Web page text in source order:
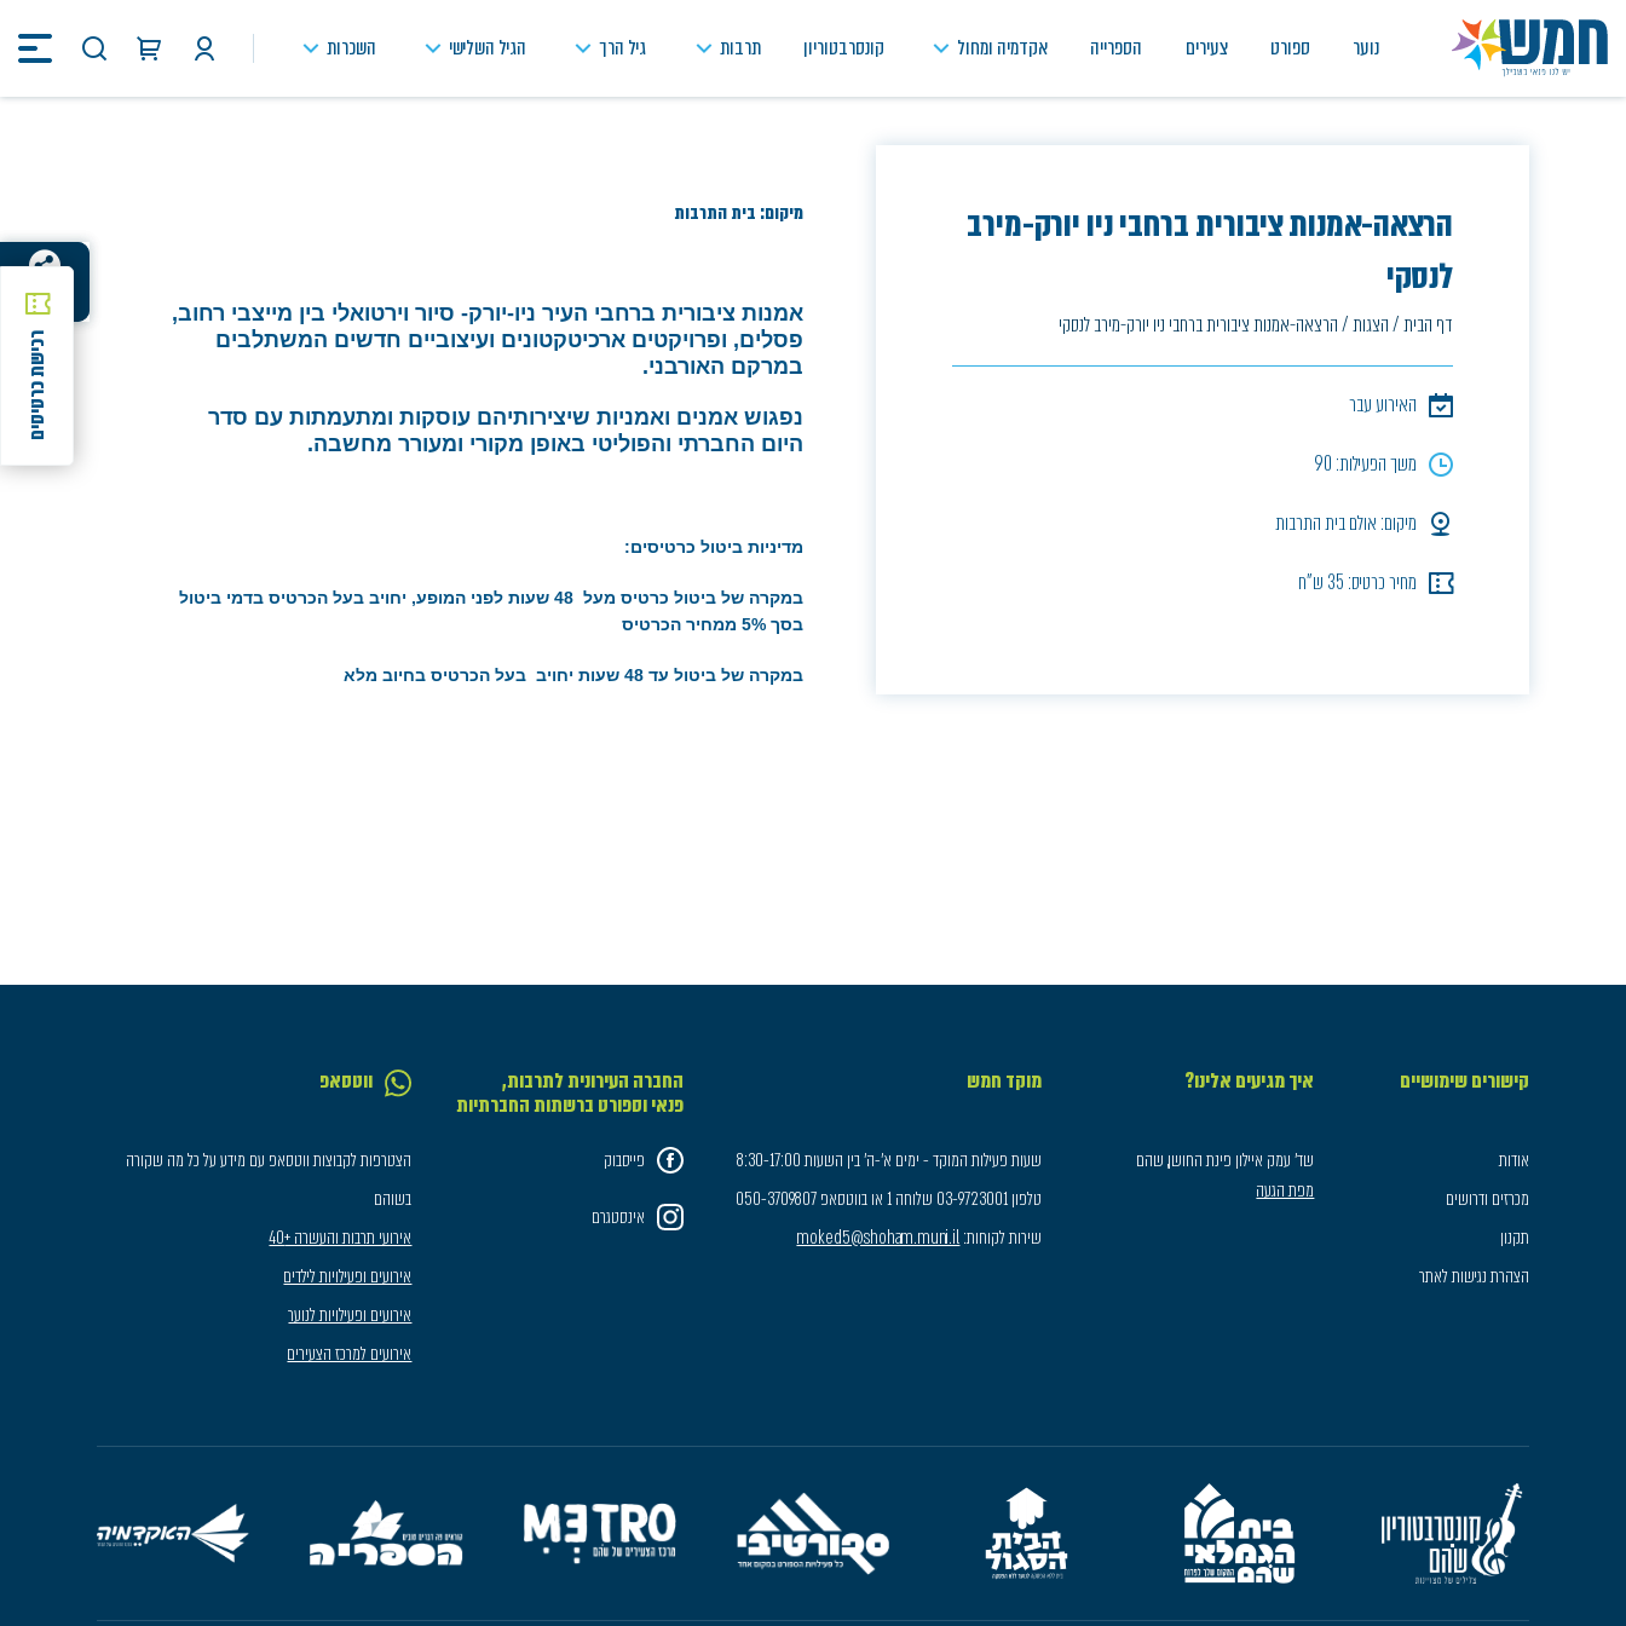
נוער ספורט צעירים הספרייה אקדמיה ומחול קונסרבטוריון תרבות גיל הרך הגיל השלישי השכרות
חיפוש
שיתוף
רכישת כרטיסים
הרצאה-אמנות ציבורית ברחבי ניו יורק-מירב
לנסקי
דף הבית/הצגות/הרצאה-אמנות ציבורית ברחבי ניו יורק-מירב לנסקי
האירוע עבר
משך הפעילות: 90
מיקום: אולם בית התרבות
מחיר כרטיס: 35 ש"ח
שיתוף
מיקום: בית התרבות
אמנות ציבורית ברחבי העיר ניו-יורק- סיור וירטואלי בין מייצבי רחוב,
פסלים, ופרויקטים ארכיטקטונים ועיצוביים חדשים המשתלבים
במרקם האורבני.
נפגוש אמנים ואמניות שיצירותיהם עוסקות ומתעמתות עם סדר
היום החברתי והפוליטי באופן מקורי ומעורר מחשבה.
מדיניות ביטול כרטיסים:
במקרה של ביטול כרטיס מעל 48 שעות לפני המופע, יחויב בעל הכרטיס בדמי ביטול
בסך 5% ממחיר הכרטיס
במקרה של ביטול עד 48 שעות יחויב בעל הכרטיס בחיוב מלא
קישורים שימושיים
אודות
מכרזים ודרושים
תקנון
הצהרת נגישות לאתר
איך מגיעים אלינו?
שד׳ עמק איילון פינת החושן, שהם
מפת הגעה
מוקד חמש
שעות פעילות המוקד - ימים א'-ה' בין השעות 8:30-17:00
טלפון 03-9723001 שלוחה 1 או בווטסאפ 050-3709807
שירות לקוחות:moked5@shoham.muni.il
החברה העירונית לתרבות,
פנאי וספורט ברשתות החברתיות
פייסבוק
אינסטגרם
ווטסאפ
הצטרפות לקבוצות ווטסאפ עם מידע על כל מה שקורה
בשוהם
אירועי תרבות והעשרה +40
אירועים ופעילויות לילדים
אירועים ופעילויות לנוער
אירועים למרכז הצעירים